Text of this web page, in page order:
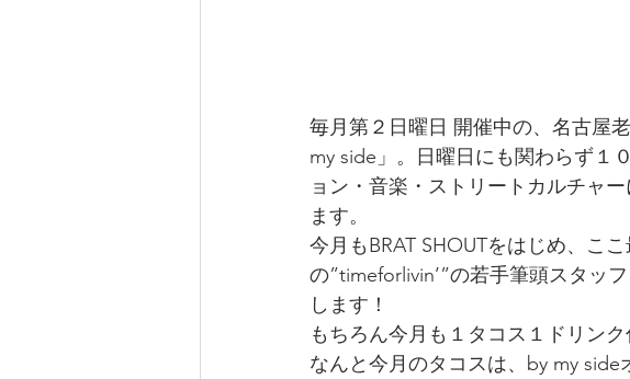
毎月第２日曜日 開催中の、名古屋
my side」。日曜日にも関わらず１
ョン・音楽・ストリートカルチャ
ます。
今月もBRAT SHOUTをはじめ、こ
の”timeforlivin’”の若手筆頭スタッ
します！
もちろん今月も１タコス１ドリン
なんと今月のタコスは、by my side